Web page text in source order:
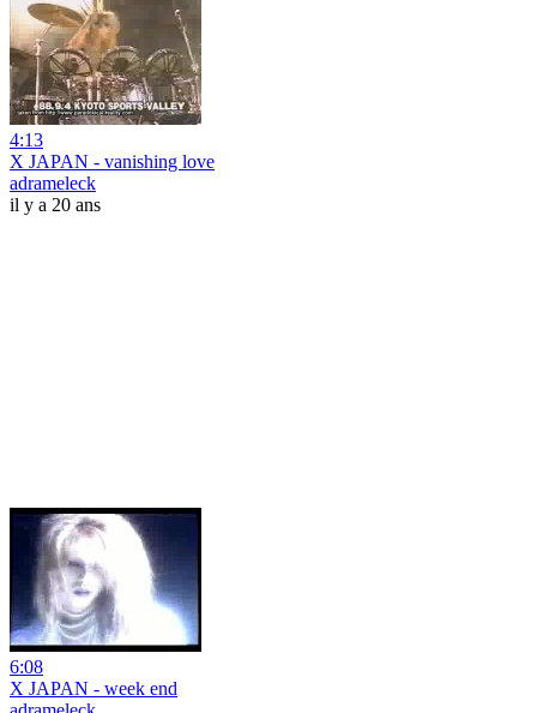
4:13
X JAPAN - vanishing love
adrameleck
il y a 20 ans
6:08
X JAPAN - week end